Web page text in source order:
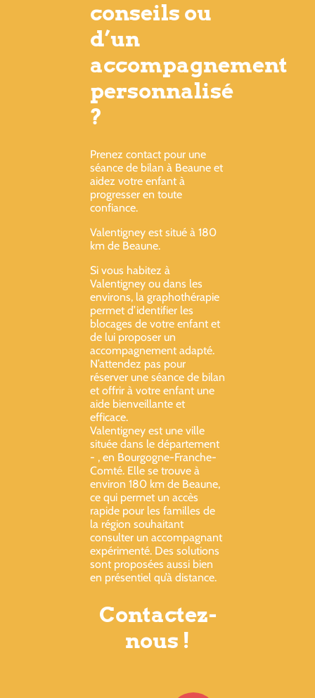
conseils ou
d’un
accompagnement
personnalisé
?
Prenez contact pour une
séance de bilan à Beaune et
aidez votre enfant à
progresser en toute
confiance.
Valentigney est situé à 180
km de Beaune.
Si vous habitez à
Valentigney ou dans les
environs, la graphothérapie
permet d’identifier les
blocages de votre enfant et
de lui proposer un
accompagnement adapté.
N’attendez pas pour
réserver une séance de bilan
et offrir à votre enfant une
aide bienveillante et
efficace.
Valentigney est une ville
située dans le département
- , en Bourgogne-Franche-
Comté. Elle se trouve à
environ 180 km de Beaune,
ce qui permet un accès
rapide pour les familles de
la région souhaitant
consulter un accompagnant
expérimenté. Des solutions
sont proposées aussi bien
en présentiel qu’à distance.
Contactez-
nous !